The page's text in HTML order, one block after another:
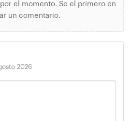
el momento. Se el primero en
un comentario.
2026